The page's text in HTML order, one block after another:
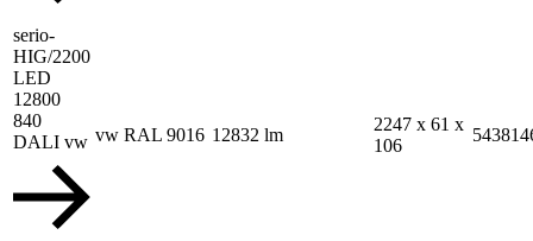
serio-
HIG/2200
LED
12800
840
DALI vw vw RAL 9016 12832 lm
2247 x 61 x
106